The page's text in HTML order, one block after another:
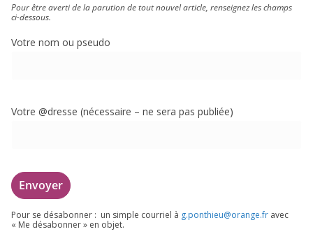
Pour être aver­ti de la paru­tion de tout nou­vel article, ren­sei­gnez les champs
ci-dessous.
Votre nom ou pseudo
Votre @dresse (néces­saire – ne sera pas publiée)
Pour se désa­bon­ner : un simple cour­riel à g.​ponthieu@​orange.​fr avec
« Me désa­bon­ner » en objet.